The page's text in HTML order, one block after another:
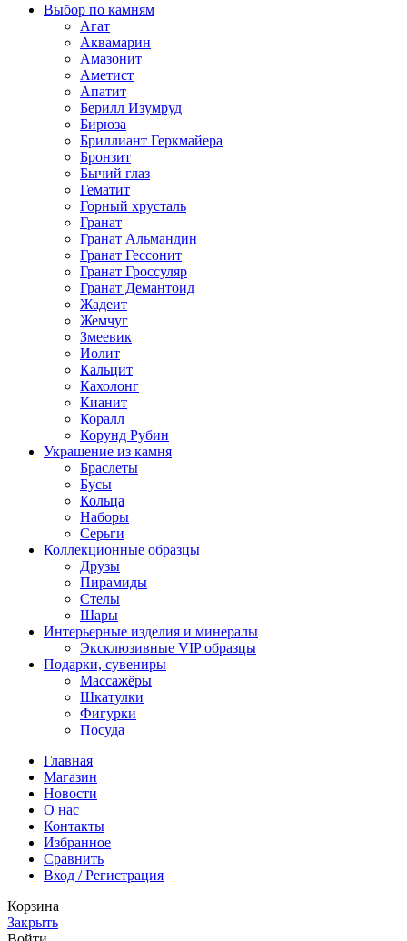
Выбор по камням
Агат
Аквамарин
Амазонит
Аметист
Апатит
Берилл Изумруд
Бирюза
Бриллиант Геркмайера
Бронзит
Бычий глаз
Гематит
Горный хрусталь
Гранат
Гранат Альмандин
Гранат Гессонит
Гранат Гроссуляр
Гранат Демантоид
Жадеит
Жемчуг
Змеевик
Иолит
Кальцит
Кахолонг
Кианит
Коралл
Корунд Рубин
Украшение из камня
Браслеты
Бусы
Кольца
Наборы
Серьги
Коллекционные образцы
Друзы
Пирамиды
Стелы
Шары
Интерьерные изделия и минералы
Эксклюзивные VIP образцы
Подарки, сувениры
Массажёры
Шкатулки
Фигурки
Посуда
Главная
Магазин
Новости
O нас
Контакты
Избранное
Сравнить
Вход / Регистрация
Корзина
Закрыть